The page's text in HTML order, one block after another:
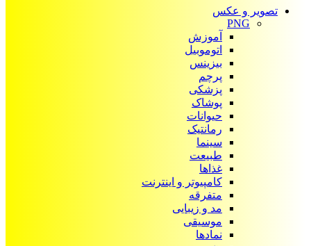
تصویر و عکس
PNG
آموزش
اتوموبیل
بیزینس
پرچم
پزشکی
پوشاک
حیوانات
رمانتیک
سینما
طبیعت
غذاها
کامپیوتر و اینترنت
متفرقه
مد و زیبایی
موسیقی
نمادها